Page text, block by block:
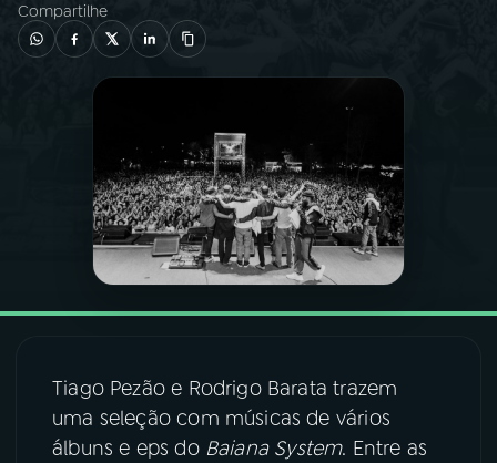
PROGRAMAS
PODCASTS
VIDEOCASTS
08FESTIVAL DE MÚSICA
Compartilhe
Tiago Pezão e Rodrigo Barata trazem
uma seleção com músicas de vários
álbuns e eps do Baiana System. Entre as